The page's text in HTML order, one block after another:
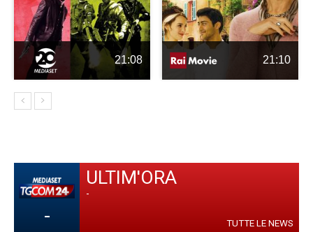
21:08 21:10
-
ULTIM'ORA
-
TUTTE LE NEWS